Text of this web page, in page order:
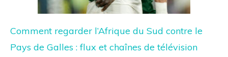
Comment regarder l’Afrique du Sud contre le
Pays de Galles : flux et chaînes de télévision